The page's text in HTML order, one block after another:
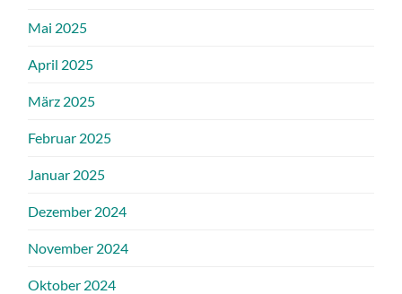
Mai 2025
April 2025
März 2025
Februar 2025
Januar 2025
Dezember 2024
November 2024
Oktober 2024